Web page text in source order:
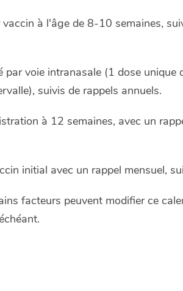
vaccin à l'âge de 8-10 semaines,
par voie intranasale (1 dose
suivis de rappels annuels.
à 12 semaines, avec un
initial avec un rappel mensuel,
facteurs peuvent modifier ce